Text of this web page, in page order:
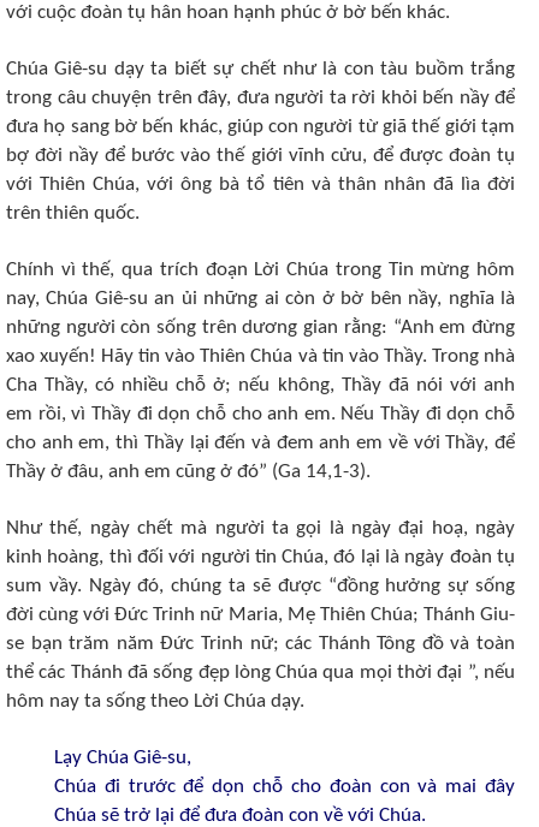
với cuộc đoàn tụ hân hoan hạnh phúc ở bờ bến khác.
Chúa Giê-su dạy ta biết sự chết như là con tàu buồm trắng
trong câu chuyện trên đây, đưa người ta rời khỏi bến nầy để
đưa họ sang bờ bến khác, giúp con người từ giã thế giới tạm
bợ đời nầy để bước vào thế giới vĩnh cửu, để được đoàn tụ
với Thiên Chúa, với ông bà tổ tiên và thân nhân đã lìa đời
trên thiên quốc.
Chính vì thế, qua trích đoạn Lời Chúa trong Tin mừng hôm
nay, Chúa Giê-su an ủi những ai còn ở bờ bên nầy, nghĩa là
những người còn sống trên dương gian rằng: “Anh em đừng
xao xuyến! Hãy tin vào Thiên Chúa và tin vào Thầy. Trong nhà
Cha Thầy, có nhiều chỗ ở; nếu không, Thầy đã nói với anh
em rồi, vì Thầy đi dọn chỗ cho anh em. Nếu Thầy đi dọn chỗ
cho anh em, thì Thầy lại đến và đem anh em về với Thầy, để
Thầy ở đâu, anh em cũng ở đó” (Ga 14,1-3).
Như thế, ngày chết mà người ta gọi là ngày đại hoạ, ngày
kinh hoàng, thì đối với người tin Chúa, đó lại là ngày đoàn tụ
sum vầy. Ngày đó, chúng ta sẽ được “đồng hưởng sự sống
đời cùng với Đức Trinh nữ Maria, Mẹ Thiên Chúa; Thánh Giu-
se bạn trăm năm Đức Trinh nữ; các Thánh Tông đồ và toàn
thể các Thánh đã sống đẹp lòng Chúa qua mọi thời đại ”, nếu
hôm nay ta sống theo Lời Chúa dạy.
Lạy Chúa Giê-su,
Chúa đi trước để dọn chỗ cho đoàn con và mai đây
Chúa sẽ trở lại để đưa đoàn con về với Chúa.